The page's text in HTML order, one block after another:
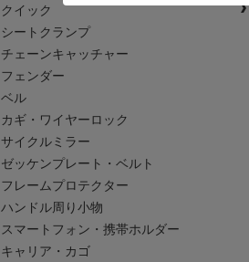
クイック
シートクランプ
チェーンキャッチャー
フェンダー
ベル
カギ・ワイヤーロック
サイクルミラー
ゼッケンプレート・ベルト
フレームプロテクター
ハンドル周り小物
スマートフォン・携帯ホルダー
キャリア・カゴ